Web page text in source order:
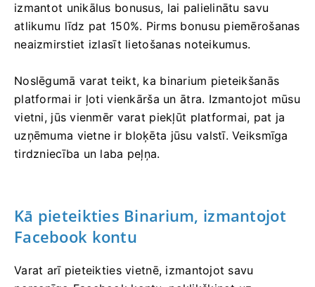
izmantot unikālus bonusus, lai palielinātu savu
atlikumu līdz pat 150%. Pirms bonusu piemērošanas
neaizmirstiet izlasīt lietošanas noteikumus.
Noslēgumā varat teikt, ka binarium pieteikšanās
platformai ir ļoti vienkārša un ātra. Izmantojot mūsu
vietni, jūs vienmēr varat piekļūt platformai, pat ja
uzņēmuma vietne ir bloķēta jūsu valstī. Veiksmīga
tirdzniecība un laba peļņa.
Kā pieteikties Binarium, izmantojot
Facebook kontu
Varat arī pieteikties vietnē, izmantojot savu